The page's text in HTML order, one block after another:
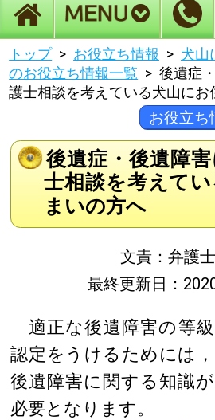
トップ お役立ち情報
犬山
のお役立ち情報一覧
後遺症
護士相談を考えている犬山にお
お役立ち
後遺症・後遺障
士相談を考えて
まいの方へ
文責：弁護士
最終更新日：
適正な後遺障害の等級
認定をうけるためには，
後遺障害に関する知識が
必要となります。